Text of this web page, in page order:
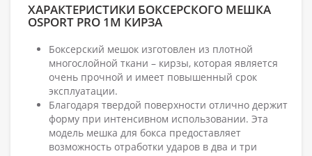
ХАРАКТЕРИСТИКИ БОКСЕРСКОГО МЕШКА
OSPORT PRO 1М КИРЗА
Боксерский мешок изготовлен из плотной
многослойной ткани – кирзы, которая является
очень прочной и имеет повышенный срок
эксплуатации.
Благодаря твердой поверхности отлично держит
форму при интенсивном использовании. Эта
модель мешка для бокса предоставляет
возможность отработки ударов в два и три